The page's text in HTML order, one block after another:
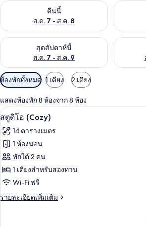
คืนนี้
ส.ค. 7 - ส.ค. 8
ตรวจสอบจำนวนห้องพักว่างในคืนนี้ ส.ค. 7
ตรวจสอ
สุดสัปดาห์นี้
ส.ค. 7 - ส.ค. 9
ตรวจสอบจำนวนห้องพักว่างในสุดสัปดาห์นี้
ตรวจสอ
ตัว
กรอง
ที่
มี
ให้
สำหรับ
ห้อง
พัก
ห้องพักทั้งหมด 1 เตียง 2 เตียง
แสดงห้องพัก 8 ห้องจาก 8 ห้อง
เปิด
ภาพถ่าย
ทั้งหมด
ของ
สตู
ดิโอ
(Cozy)
สตูดิโอ
6
สตูดิโอ (Cozy)
14 ตารางเมตร
1 ห้องนอน
พักได้ 2 คน
1 เตียงสำหรับสองท่าน
Wi-Fi ฟรี
รายละเอียดเพิ่มเติม
ราย